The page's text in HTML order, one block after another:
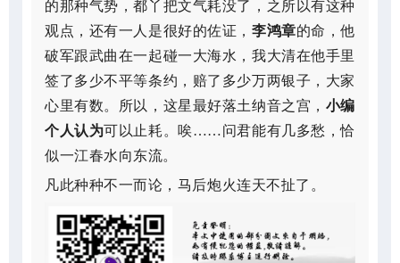
的那种气势，都丫把文气耗没了，之所以有这种
观点，还有一人是很好的佐证， 李鸿章的命，他
破军跟武曲在一起碰一大海水，我大清在他手里
签了多少不平等条约，赔了多少万两银子，大家
心里有数。所以，这星最好落土纳音之宫， 小编
个人认为可以止耗。唉……问君能有几多愁，恰
似一江春水向东流。
凡此种种不一而论，马后炮火连天不扯了。